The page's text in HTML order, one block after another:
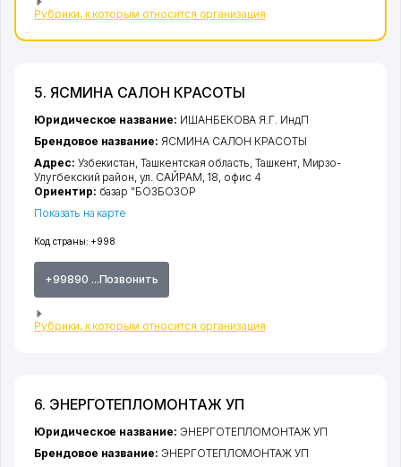
Рубрики, к которым относится организация
5. ЯСМИНА САЛОН КРАСОТЫ
Код страны: +998
+99890 ...Позвонить
Рубрики, к которым относится организация
Юридическое название: ИШАНБЕКОВА Я.Г. ИндП
Брендовое название: ЯСМИНА САЛОН КРАСОТЫ
Адрес: Узбекистан,Ташкентская область ,Ташкент, Мирзо-
Улугбекский район ,ул. САЙРАМ , 18, офис 4
Ориентир: базар "БОЗБОЗОР
Показать на карте
6. ЭНЕРГОТЕПЛОМОНТАЖ УП
Юридическое название: ЭНЕРГОТЕПЛОМОНТАЖ УП
Брендовое название: ЭНЕРГОТЕПЛОМОНТАЖ УП